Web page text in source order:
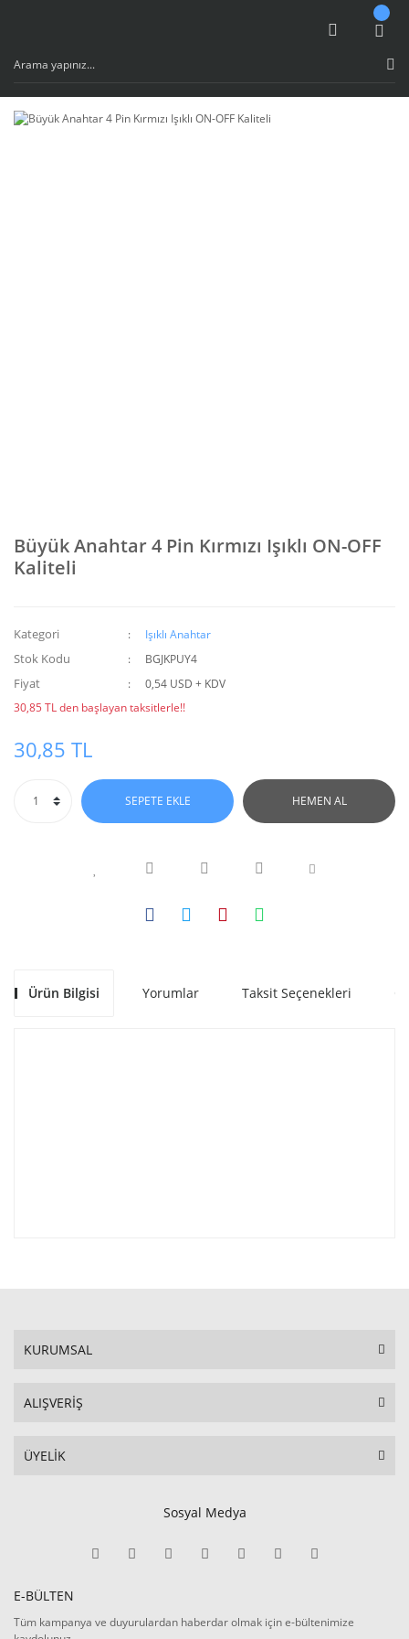
Büyük Anahtar 4 Pin Kırmızı Işıklı ON-OFF
Kaliteli
Kategori Işıklı Anahtar
Stok Kodu BGJKPUY4
Fiyat
0,54 USD + KDV
30,85 TL den başlayan taksitlerle!!
30,85 TL
SEPETE EKLE HEMEN AL
Ürün Bilgisi Yorumlar Taksit Seçenekleri
KURUMSAL
ALIŞVERİŞ
ÜYELİK
Sosyal Medya
E-BÜLTEN
Tüm kampanya ve duyurulardan haberdar olmak için e-bültenimize